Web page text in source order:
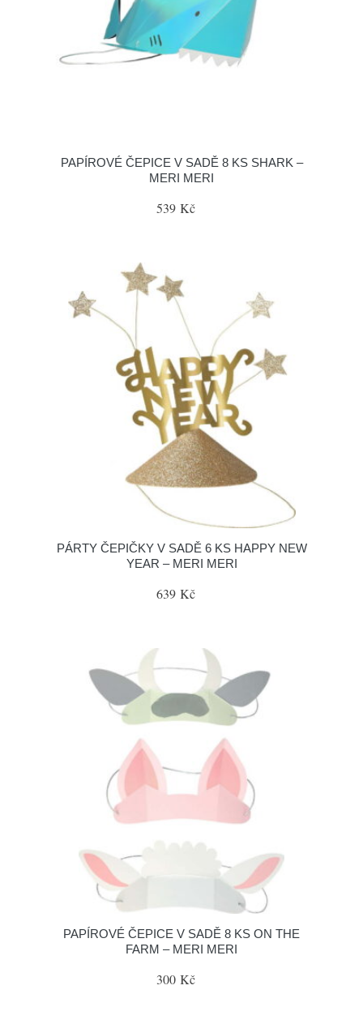
PAPÍROVÉ ČEPICE V SADĚ 8 KS SHARK –
MERI MERI
539 Kč
PÁRTY ČEPIČKY V SADĚ 6 KS HAPPY NEW
YEAR – MERI MERI
639 Kč
PAPÍROVÉ ČEPICE V SADĚ 8 KS ON THE
FARM – MERI MERI
300 Kč